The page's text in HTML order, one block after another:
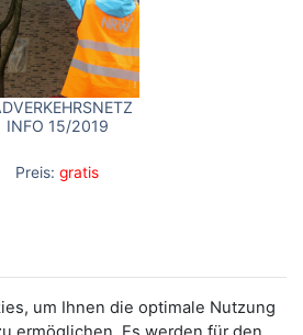
INFO 15/2019
Preis: gratis
um Ihnen die optimale Nutzung